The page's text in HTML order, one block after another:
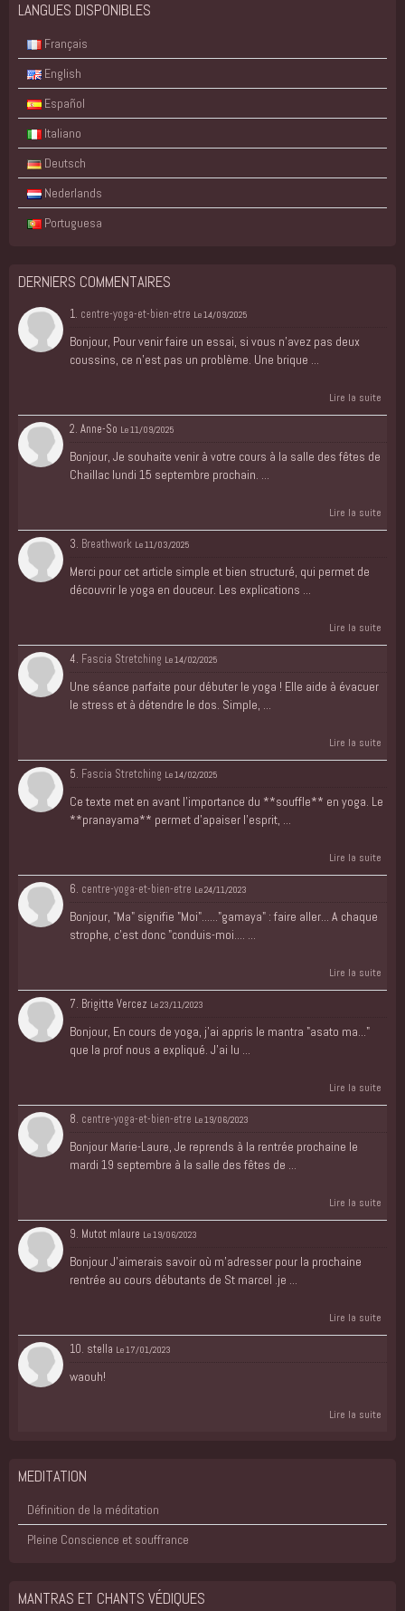
LANGUES DISPONIBLES
Français
English
Español
Italiano
Deutsch
Nederlands
Portuguesa
DERNIERS COMMENTAIRES
1. centre-yoga-et-bien-etre Le 14/09/2025
Bonjour, Pour venir faire un essai, si vous n'avez pas deux
coussins, ce n'est pas un problème. Une brique ...
Lire la suite
2. Anne-So Le 11/09/2025
Bonjour, Je souhaite venir à votre cours à la salle des fêtes de
Chaillac lundi 15 septembre prochain. ...
Lire la suite
3. Breathwork Le 11/03/2025
Merci pour cet article simple et bien structuré, qui permet de
découvrir le yoga en douceur. Les explications ...
Lire la suite
4. Fascia Stretching Le 14/02/2025
Une séance parfaite pour débuter le yoga ! Elle aide à évacuer
le stress et à détendre le dos. Simple, ...
Lire la suite
5. Fascia Stretching Le 14/02/2025
Ce texte met en avant l’importance du **souffle** en yoga. Le
**pranayama** permet d’apaiser l’esprit, ...
Lire la suite
6. centre-yoga-et-bien-etre Le 24/11/2023
Bonjour, "Ma" signifie "Moi"......"gamaya" : faire aller... A chaque
strophe, c'est donc "conduis-moi.... ...
Lire la suite
7. Brigitte Vercez Le 23/11/2023
Bonjour, En cours de yoga, j'ai appris le mantra "asato ma..."
que la prof nous a expliqué. J'ai lu ...
Lire la suite
8. centre-yoga-et-bien-etre Le 19/06/2023
Bonjour Marie-Laure, Je reprends à la rentrée prochaine le
mardi 19 septembre à la salle des fêtes de ...
Lire la suite
9. Mutot mlaure Le 19/06/2023
Bonjour J'aimerais savoir où m'adresser pour la prochaine
rentrée au cours débutants de St marcel .je ...
Lire la suite
10. stella Le 17/01/2023
waouh!
Lire la suite
MEDITATION
Définition de la méditation
Pleine Conscience et souffrance
MANTRAS ET CHANTS VÉDIQUES